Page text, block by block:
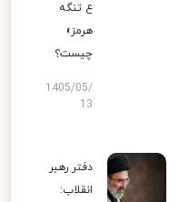
ع تنگه
هرمز»
چیست؟
1405/05/
13
دفتر رهبر
انقلاب: